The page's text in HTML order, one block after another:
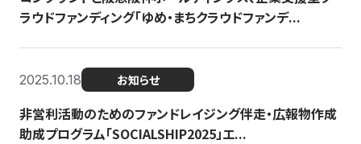
ラウドファンディング「ゆめ・まちクラウドファンデ...
2025.10.18 お知らせ
非営利活動のためのファンドレイジング伴走・広報物作成
助成プログラム「SOCIALSHIP2025」エ...